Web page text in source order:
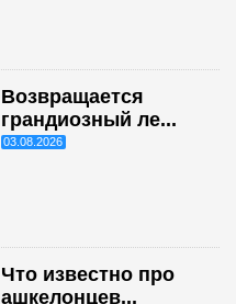
Возвращается
грандиозный ле...
03.08.2026
Что известно про
ашкелонцев...